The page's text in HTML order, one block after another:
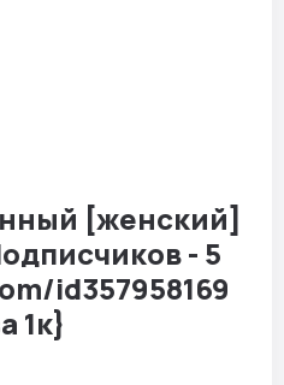
[женский]
- 5
id357958169
1к}